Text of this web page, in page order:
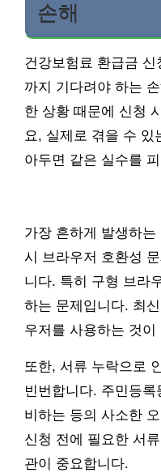
손해
건강보험료 환급금
까지 기다려야 하는
한 상황 때문에 신청
요, 실제로 겪을 수 있
아두면 같은 실수를
가장 흔하게 발생하
시 브라우저 호환성
니다. 특히 구형 브라
하는 문제입니다. 최
우저를 사용하는 것이
또한, 서류 누락으로
빈번합니다. 주민등
비하는 등의 사소한
신청 전에 필요한 서
관이 중요합니다.